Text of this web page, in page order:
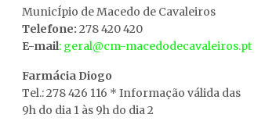
MunicÍpio de Macedo de Cavaleiros
Telefone: 278 420 420
E-mail: geral@cm-macedodecavaleiros.pt
Farmácia Diogo
Tel.: 278 426 116 * Informação válida das
9h do dia 1 às 9h do dia 2